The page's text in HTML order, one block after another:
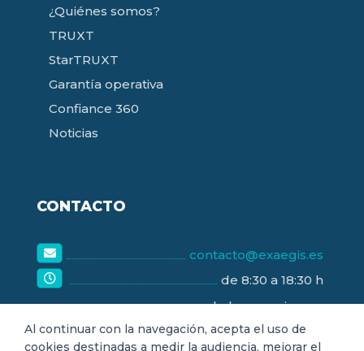
¿Quiénes somos?
TRUXT
StarTRUXT
Garantía operativa
Confiance 360
Noticias
CONTACTO
contacto@exaegis.es
de 8:30 a 18:30 h
de lunes a viernes
Al continuar con la navegación, acepta el uso de
cookies destinadas a medir la audiencia, mejorar el